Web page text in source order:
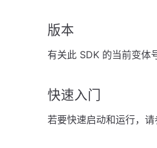
版本
有关此 SDK 的当前变体
快速入门
若要快速启动和运行，请